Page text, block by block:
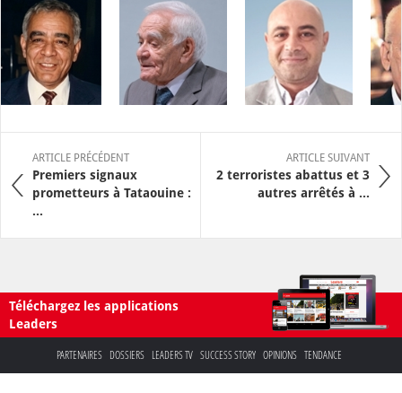
ARTICLE PRÉCÉDENT
Premiers signaux
prometteurs à Tataouine :
...
ARTICLE SUIVANT
2 terroristes abattus et 3
autres arrêtés à ...
Téléchargez les applications
Leaders
PARTENAIRES DOSSIERS LEADERS TV SUCCESS STORY OPINIONS TENDANCE